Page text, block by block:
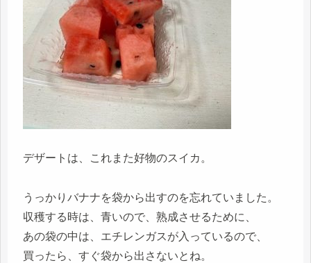
デザートは、これまた好物のスイカ。
うっかりバナナを袋から出すのを忘れていました。
収穫する時は、青いので、熟成させるために、
あの袋の中は、エチレンガスが入っているので、
買ったら、すぐ袋から出さないとね。